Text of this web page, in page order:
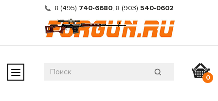
8 (495) 740-6680, 8 (903) 540-0602
0